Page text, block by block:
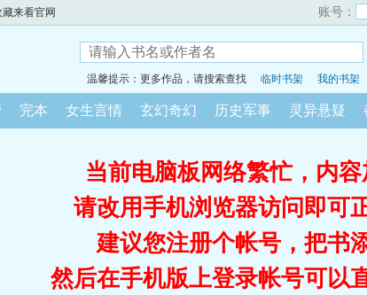
藏来看官网 账号：
温馨提示：更多作品，请搜索查找 临时书架 我的书架
完本 女生言情 玄幻奇幻 历史军事 灵异悬疑
当前电脑板网络繁忙，内
请改用手机浏览器访问即
建议您注册个帐号，把书
然后在手机版上登录帐号可以